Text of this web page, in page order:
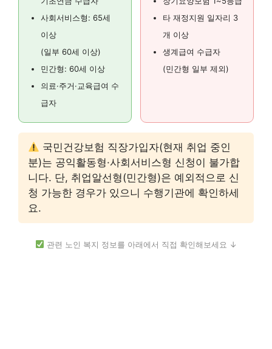
사회서비스형: 65세
이상
(일부 60세 이상)
민간형: 60세 이상
의료·주거·교육급여 수
급자
타 재정지원 일자리 3
개 이상
생계급여 수급자
(민간형 일부 제외)
국민건강보험 직장가입자(현재 취업 중인
분)는 공익활동형·사회서비스형 신청이 불가합
니다. 단, 취업알선형(민간형)은 예외적으로 신
청 가능한 경우가 있으니 수행기관에 확인하세
요.
관련 노인 복지 정보를 아래에서 직접 확인해보세요 ↓